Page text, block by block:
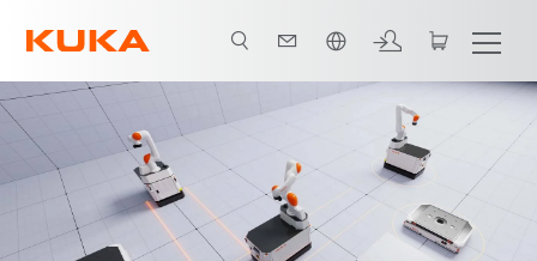
do fluxo de trabalho Evitação de obstáculos Contato Webinar